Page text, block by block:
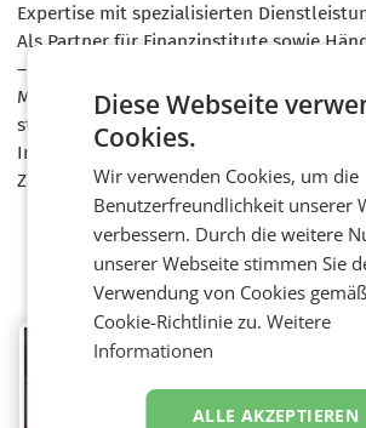
Expertise mit spezialisierten
Als Partner für Finanzinstitute sowie
– vom lokalen Mittelstand bis zum großen
Marktplatzanbieter – optimiert Nexi
stationären Handel, E-Commerce und
In Österreich hat Nexi ihre Wurzeln im
Zahlungsdienstleister Concardis.
Weitere Videos
Diese Webseite
Cookies.
Wir verwenden Cookies, um die
Benutzerfreundlichkeit unserer
verbessern. Durch die weitere
unserer Webseite stimmen Sie
Verwendung von Cookies
Cookie-Richtlinie zu.Weitere
Informationen
ALLE AKZEPTIEREN